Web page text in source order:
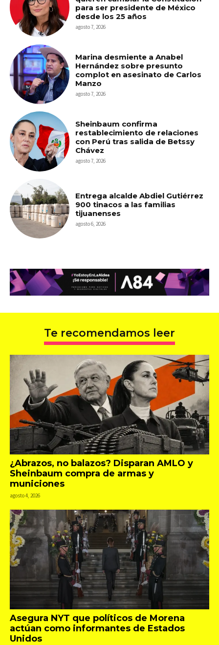
para ser presidente de México
desde los 25 años
agosto 7, 2026
Marina desmiente a Anabel
Hernández sobre presunto
complot en asesinato de Carlos
Manzo
agosto 7, 2026
Sheinbaum confirma
restablecimiento de relaciones
con Perú tras salida de Betssy
Chávez
agosto 7, 2026
Entrega alcalde Abdiel Gutiérrez
900 tinacos a las familias
tijuanenses
agosto 6, 2026
Te recomendamos leer
¿Abrazos, no balazos? Disparan AMLO y
Sheinbaum compra de armas y
municiones
agosto 4, 2026
Asegura NYT que políticos de Morena
actúan como informantes de Estados
Unidos